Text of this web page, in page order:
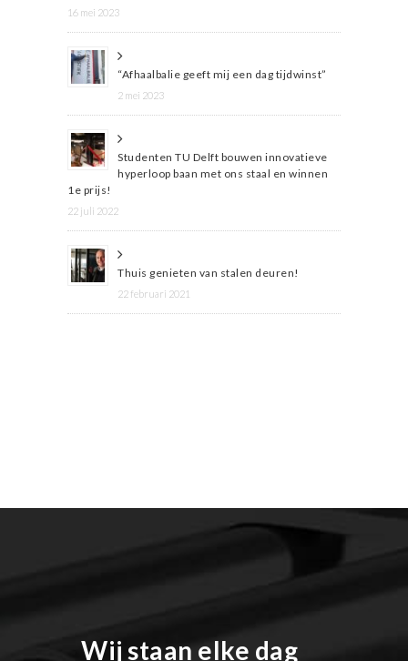
16 mei 2023
“Afhaalbalie geeft mij een dag tijdwinst”
2 mei 2023
Studenten TU Delft bouwen innovatieve
hyperloop baan met ons staal en winnen
1e prijs!
22 juli 2022
Thuis genieten van stalen deuren!
22 februari 2021
Wij staan elke dag